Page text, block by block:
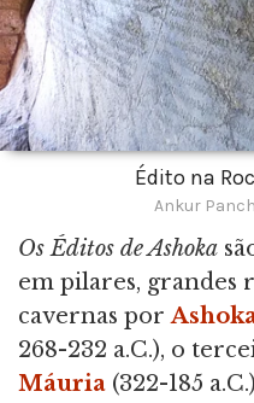
Édito na
Ankur
Os Éditos de Ashoka
em pilares, grandes
cavernas por
268-232 a.C.), o
Máuria (322-185